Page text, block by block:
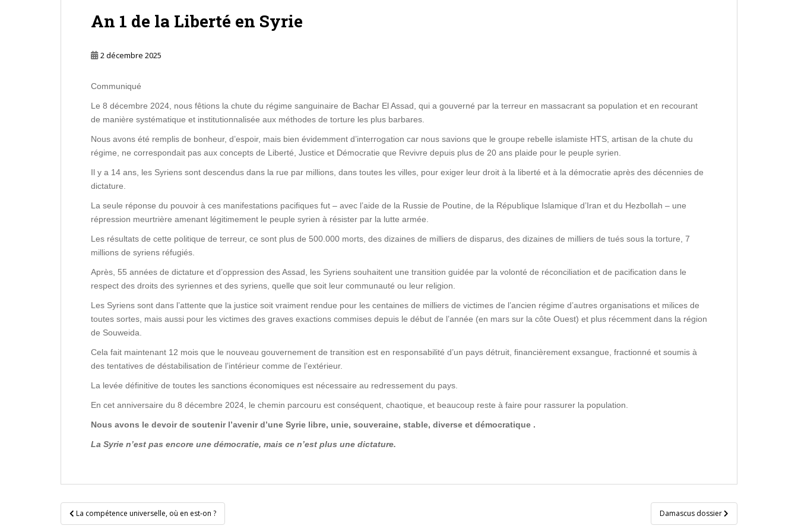
An 1 de la Liberté en Syrie
2 décembre 2025
Communiqué
Le 8 décembre 2024, nous fêtions la chute du régime sanguinaire de Bachar El Assad, qui a gouverné par la terreur en massacrant sa population et en recourant
de manière systématique et institutionnalisée aux méthodes de torture les plus barbares.
Nous avons été remplis de bonheur, d’espoir, mais bien évidemment d’interrogation car nous savions que le groupe rebelle islamiste HTS, artisan de la chute du
régime, ne correspondait pas aux concepts de Liberté, Justice et Démocratie que Revivre depuis plus de 20 ans plaide pour le peuple syrien.
Il y a 14 ans, les Syriens sont descendus dans la rue par millions, dans toutes les villes, pour exiger leur droit à la liberté et à la démocratie après des décennies de
dictature.
La seule réponse du pouvoir à ces manifestations pacifiques fut – avec l’aide de la Russie de Poutine, de la République Islamique d’Iran et du Hezbollah – une
répression meurtrière amenant légitimement le peuple syrien à résister par la lutte armée.
Les résultats de cette politique de terreur, ce sont plus de 500.000 morts, des dizaines de milliers de disparus, des dizaines de milliers de tués sous la torture, 7
millions de syriens réfugiés.
Après, 55 années de dictature et d’oppression des Assad, les Syriens souhaitent une transition guidée par la volonté de réconciliation et de pacification dans le
respect des droits des syriennes et des syriens, quelle que soit leur communauté ou leur religion.
Les Syriens sont dans l’attente que la justice soit vraiment rendue pour les centaines de milliers de victimes de l’ancien régime d’autres organisations et milices de
toutes sortes, mais aussi pour les victimes des graves exactions commises depuis le début de l’année (en mars sur la côte Ouest) et plus récemment dans la région
de Souweida.
Cela fait maintenant 12 mois que le nouveau gouvernement de transition est en responsabilité d’un pays détruit, financièrement exsangue, fractionné et soumis à
des tentatives de déstabilisation de l’intérieur comme de l’extérieur.
La levée définitive de toutes les sanctions économiques est nécessaire au redressement du pays.
En cet anniversaire du 8 décembre 2024, le chemin parcouru est conséquent, chaotique, et beaucoup reste à faire pour rassurer la population.
Nous avons le devoir de soutenir l’avenir d’une Syrie libre, unie, souveraine, stable, diverse et démocratique .
La Syrie n’est pas encore une démocratie, mais ce n’est plus une dictature.
Navigation
de
La compétence universelle, où en est-on ? Damascus dossier